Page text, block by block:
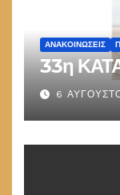
ΑΝΑΚΟΙΝΏΣΕΙΣ
33η
6